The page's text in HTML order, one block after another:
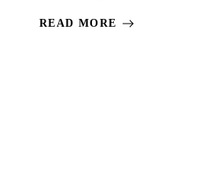
READ MORE